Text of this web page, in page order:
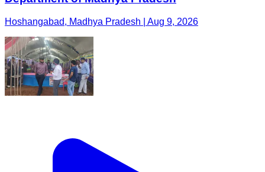
Hoshangabad, Madhya Pradesh | Aug 9, 2026